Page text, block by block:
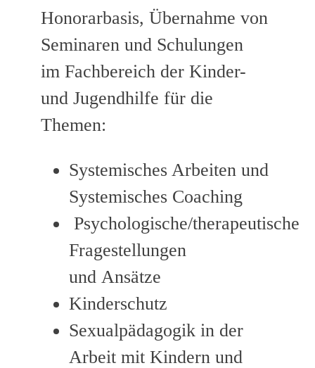
Honorarbasis, Übernahme von
Seminaren und Schulungen
im Fachbereich der Kinder-
und Jugendhilfe für die
Themen:
Systemisches Arbeiten und
Systemisches Coaching
Psychologische/therapeutische
Fragestellungen
und Ansätze
Kinderschutz
Sexualpädagogik in der
Arbeit mit Kindern und